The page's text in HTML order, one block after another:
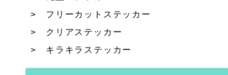
フリーカットステッカー
クリアステッカー
キラキラステッカー